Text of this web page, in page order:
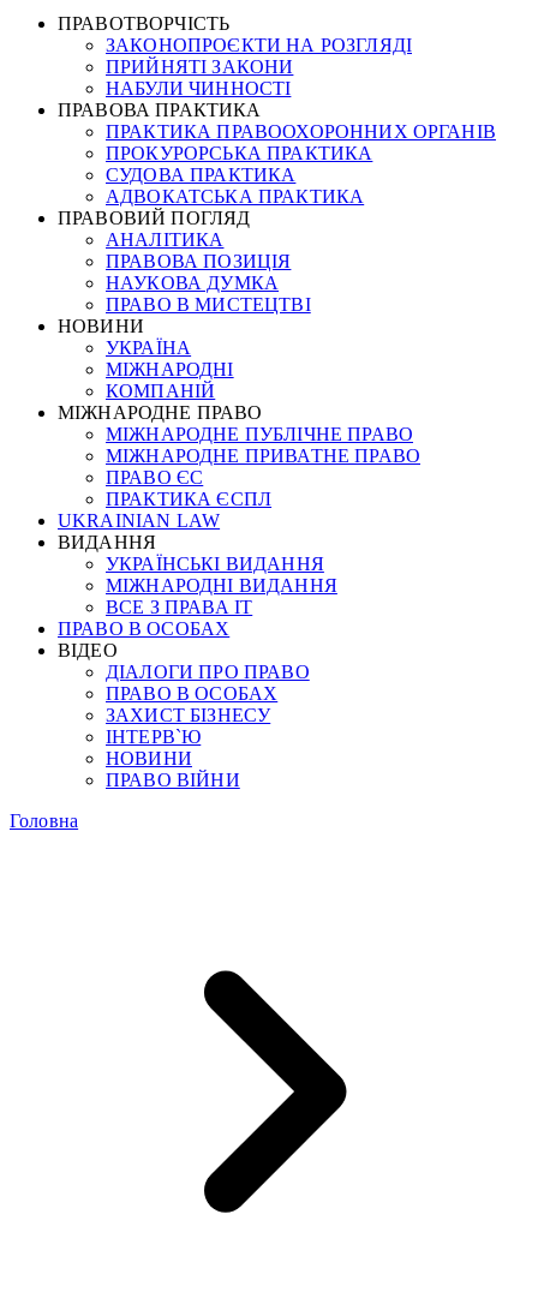
ПРАВОТВОРЧІСТЬ
ЗАКОНОПРОЄКТИ НА РОЗГЛЯДІ
ПРИЙНЯТІ ЗАКОНИ
НАБУЛИ ЧИННОСТІ
ПРАВОВА ПРАКТИКА
ПРАКТИКА ПРАВООХОРОННИХ ОРГАНІВ
ПРОКУРОРСЬКА ПРАКТИКА
СУДОВА ПРАКТИКА
АДВОКАТСЬКА ПРАКТИКА
ПРАВОВИЙ ПОГЛЯД
АНАЛІТИКА
ПРАВОВА ПОЗИЦІЯ
НАУКОВА ДУМКА
ПРАВО В МИСТЕЦТВІ
НОВИНИ
УКРАЇНА
МІЖНАРОДНІ
КОМПАНІЙ
МІЖНАРОДНЕ ПРАВО
МІЖНАРОДНЕ ПУБЛІЧНЕ ПРАВО
МІЖНАРОДНЕ ПРИВАТНЕ ПРАВО
ПРАВО ЄС
ПРАКТИКА ЄСПЛ
UKRAINIAN LAW
ВИДАННЯ
УКРАЇНСЬКІ ВИДАННЯ
МІЖНАРОДНІ ВИДАННЯ
ВСЕ З ПРАВА ІТ
ПРАВО В ОСОБАХ
ВІДЕО
ДІАЛОГИ ПРО ПРАВО
ПРАВО В ОСОБАХ
ЗАХИСТ БІЗНЕСУ
ІНТЕРВ`Ю
НОВИНИ
ПРАВО ВІЙНИ
Головна